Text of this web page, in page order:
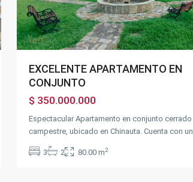
EXCELENTE APARTAMENTO EN
CONJUNTO
$ 350.000.000
Espectacular Apartamento en conjunto cerrado
campestre, ubicado en Chinauta. Cuenta con un
3 2 80.00 m2